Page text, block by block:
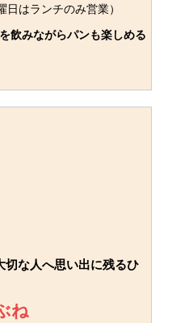
はランチのみ営業）
飲みながらパンも楽しめる
な人へ思い出に残るひ
ね